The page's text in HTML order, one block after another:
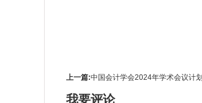
上一篇:中国会计学会2024年学术会议计划
我要评论